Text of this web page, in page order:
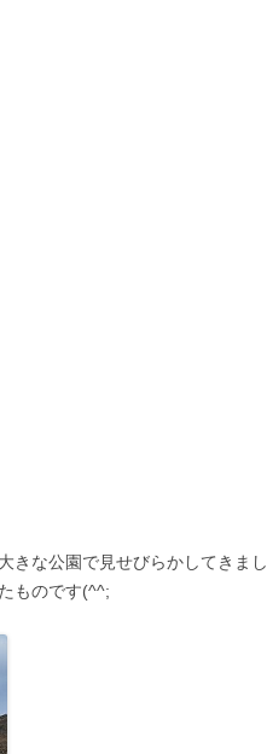
きな公園で見せびらかしてきまし
ものです(^^;